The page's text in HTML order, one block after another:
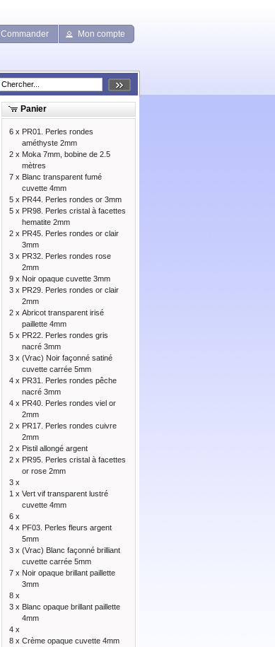
Commander Mon compte
Panier
6 x PR01. Perles rondes
améthyste 2mm
2 x Moka 7mm, bobine de 2.5
mètres
7 x Blanc transparent fumé
cuvette 4mm
5 x PR44. Perles rondes or 3mm
5 x PR98. Perles cristal à facettes
hematite 2mm
2 x PR45. Perles rondes or clair
3mm
3 x PR32. Perles rondes rose
2mm
9 x Noir opaque cuvette 3mm
3 x PR29. Perles rondes or clair
2mm
2 x Abricot transparent irisé
paillette 4mm
5 x PR22. Perles rondes gris
nacré 3mm
3 x (Vrac) Noir façonné satiné
cuvette carrée 5mm
4 x PR31. Perles rondes pêche
nacré 3mm
4 x PR40. Perles rondes viel or
2mm
2 x PR17. Perles rondes cuivre
2mm
2 x Pistil allongé argent
2 x PR95. Perles cristal à facettes
or rose 2mm
3 x
1 x Vert vif transparent lustré
cuvette 4mm
6 x
4 x PF03. Perles fleurs argent
5mm
3 x (Vrac) Blanc façonné brilliant
cuvette carrée 5mm
7 x Noir opaque brillant paillette
3mm
8 x
3 x Blanc opaque brillant paillette
4mm
4 x
8 x Crème opaque cuvette 4mm